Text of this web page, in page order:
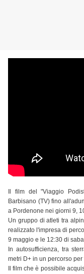
Il film del "Viaggio
Barbisano (TV) fino
a Pordenone nei giorni 9,
Un gruppo di atleti tra
realizzato l'impresa di
9 maggio e le 12:30 di
In autosufficienza, tra
metri D+ in un percorso per
Il film che è possibile